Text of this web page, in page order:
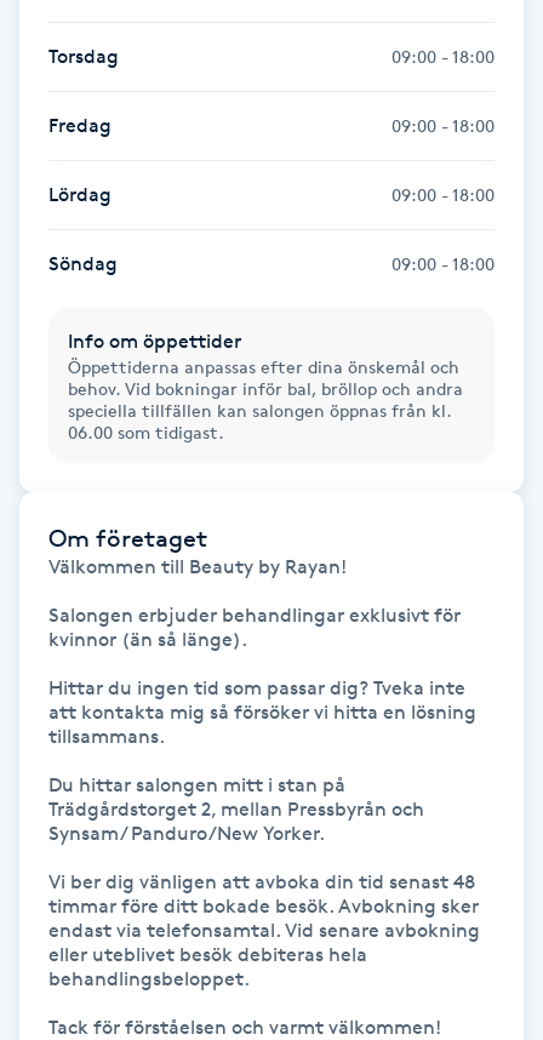
Hyaluronsyra
Hyperhidros
Hårborttagning
Hårbottenbehandling
Hårförlängning
Hårvård
Hälsa
Hälsprickor
Idrottsmassage
Torsdag 09:00 - 18:00
Fredag 09:00 - 18:00
Lördag 09:00 - 18:00
Söndag 09:00 - 18:00
Info om öppettider
Öppettiderna anpassas efter dina önskemål och
behov. Vid bokningar inför bal, bröllop och andra
speciella tillfällen kan salongen öppnas från kl.
06.00 som tidigast.
Om företaget
Välkommen till Beauty by Rayan!
Salongen erbjuder behandlingar exklusivt för
kvinnor (än så länge).
Hittar du ingen tid som passar dig? Tveka inte
att kontakta mig så försöker vi hitta en lösning
tillsammans.
Du hittar salongen mitt i stan på
Trädgårdstorget 2, mellan Pressbyrån och
Synsam/ Panduro/New Yorker.
Vi ber dig vänligen att avboka din tid senast 48
timmar före ditt bokade besök. Avbokning sker
endast via telefonsamtal. Vid senare avbokning
eller uteblivet besök debiteras hela
behandlingsbeloppet.
Tack för förståelsen och varmt välkommen!